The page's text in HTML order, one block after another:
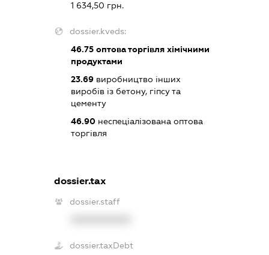
1 634,50 грн.
dossier.kveds:
46.75 оптова торгівля хімічними
продуктами
23.69 виробництво інших
виробів із бетону, гіпсу та
цементу
46.90 неспеціалізована оптова
торгівля
dossier.tax
dossier.staff
dossier.taxDebt